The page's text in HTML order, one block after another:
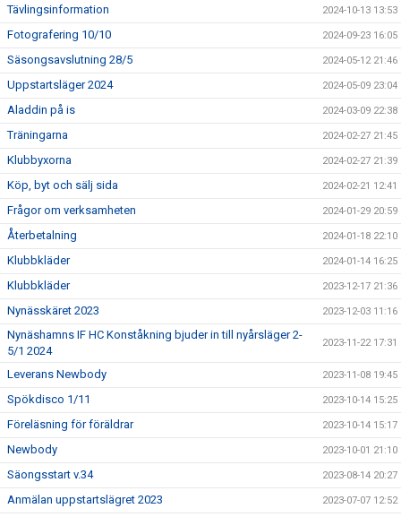
Tävlingsinformation 2024-10-13 13:53
Fotografering 10/10 2024-09-23 16:05
Säsongsavslutning 28/5 2024-05-12 21:46
Uppstartsläger 2024 2024-05-09 23:04
Aladdin på is 2024-03-09 22:38
Träningarna 2024-02-27 21:45
Klubbyxorna 2024-02-27 21:39
Köp, byt och sälj sida 2024-02-21 12:41
Frågor om verksamheten 2024-01-29 20:59
Återbetalning 2024-01-18 22:10
Klubbkläder 2024-01-14 16:25
Klubbkläder 2023-12-17 21:36
Nynässkäret 2023 2023-12-03 11:16
Nynäshamns IF HC Konståkning bjuder in till nyårsläger 2-
5/1 2024
2023-11-22 17:31
Leverans Newbody 2023-11-08 19:45
Spökdisco 1/11 2023-10-14 15:25
Föreläsning för föräldrar 2023-10-14 15:17
Newbody 2023-10-01 21:10
Säongsstart v.34 2023-08-14 20:27
Anmälan uppstartslägret 2023 2023-07-07 12:52